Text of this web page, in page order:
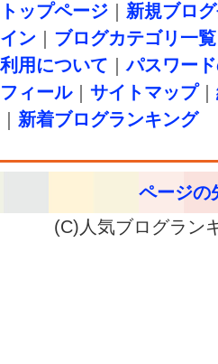
トップページ 新規ブロ
イン
ブログカテゴリ一覧
利用について ｜パスワー
フィール｜ サイトマップ｜
新着ブログランキング
ページの
(C)人気ブログラン